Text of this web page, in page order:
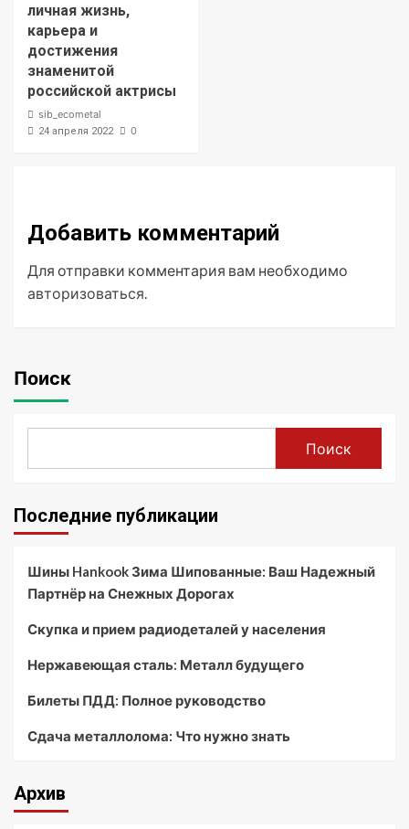
личная жизнь,
карьера и
достижения
знаменитой
российской актрисы
sib_ecometal
24 апреля 2022 0
Добавить комментарий
Для отправки комментария вам необходимо
авторизоваться.
Поиск
Поиск
Последние публикации
Шины Hankook Зима Шипованные: Ваш Надежный
Партнёр на Снежных Дорогах
Скупка и прием радиодеталей у населения
Нержавеющая сталь: Металл будущего
Билеты ПДД: Полное руководство
Сдача металлолома: Что нужно знать
Архив